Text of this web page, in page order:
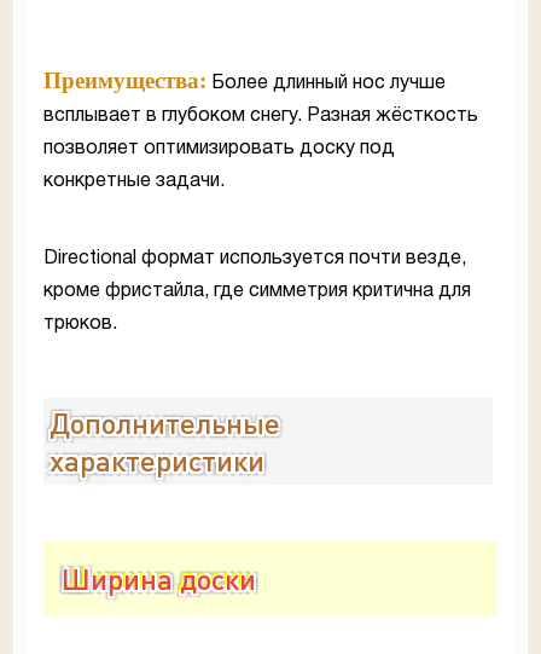
Преимущества: Более длинный нос лучше
всплывает в глубоком снегу. Разная жёсткость
позволяет оптимизировать доску под
конкретные задачи.
Directional формат используется почти везде,
кроме фристайла, где симметрия критична для
трюков.
Дополнительные
характеристики
Ширина доски